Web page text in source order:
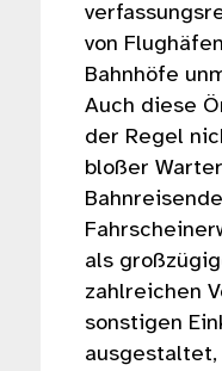
von
Bahnhöfe
Auch diese
der Regel
bloßer
als
zahlreichen
sonstigen